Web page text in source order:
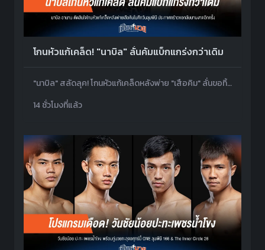
โกนหัวแก้เคล็ด! "นาบิล" ลั่นคัมแบ็กแกร่งกว่าเดิม
"นาบิล" สลัดลุค! โกนหัวแก้เคล็ดหลังพ่าย "เสือคิม" ลั่นขอทิ้งฉายาเก่า เตรียมคัมแบ็กโหดเยี่ยงเสือ
14 ชั่วโมงที่แล้ว